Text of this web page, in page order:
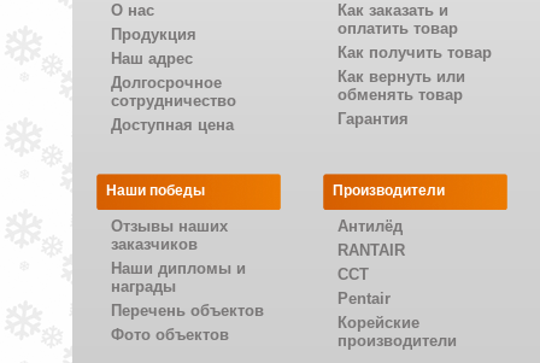
О нас
Продукция
Наш адрес
Долгосрочное
сотрудничество
Доступная цена
Как заказать и
оплатить товар
Как получить товар
Как вернуть или
обменять товар
Гарантия
Наши победы
Отзывы наших
заказчиков
Наши дипломы и
награды
Перечень объектов
Фото объектов
Производители
Антилёд
RANTAIR
CCT
Pentair
Корейские
производители